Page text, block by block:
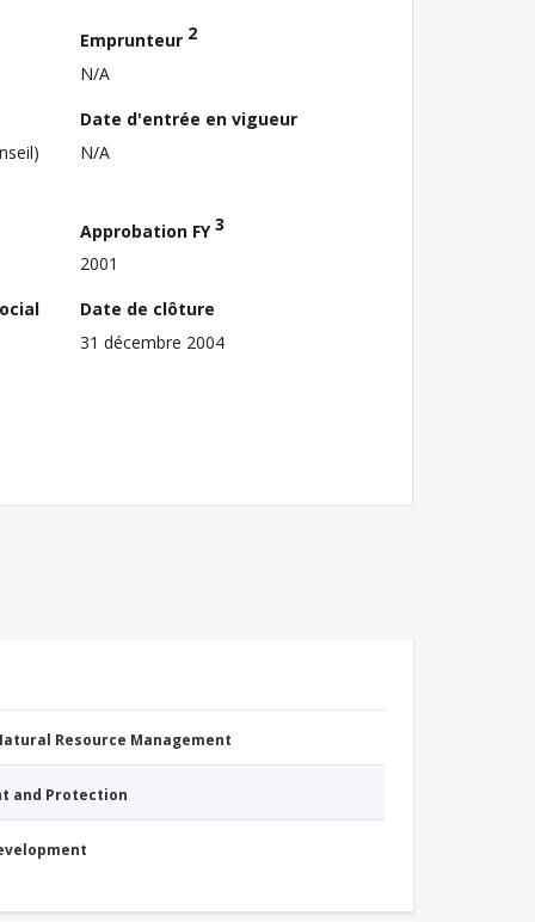
Emprunteur 2
N/A
Date d'entrée en vigueur
N/A
Approbation FY3
2001
Date de clôture
31 décembre 2004
Resource Management
and Protection